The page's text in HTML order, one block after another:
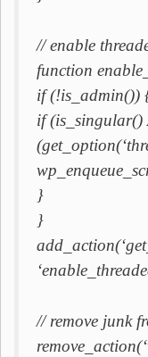
// enable
function
if (!is_admin())
if (is_singular()
}
}
// remove junk